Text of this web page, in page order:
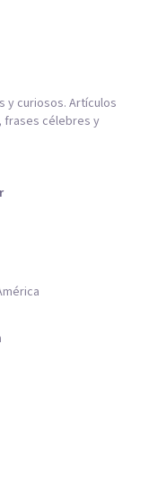
y curiosos. Artículos
frases célebres y